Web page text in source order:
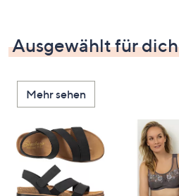
Ausgewählt für dich
Mehr sehen